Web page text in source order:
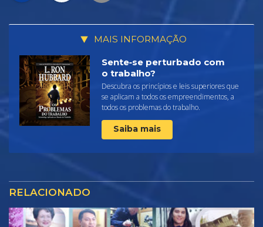
MAIS INFORMAÇÃO
Sente‑se perturbado com
o trabalho?
Descubra os princípios e leis superiores que
se aplicam a todos os empreendimentos, a
todos os problemas do trabalho.
Saiba mais
RELACIONADO